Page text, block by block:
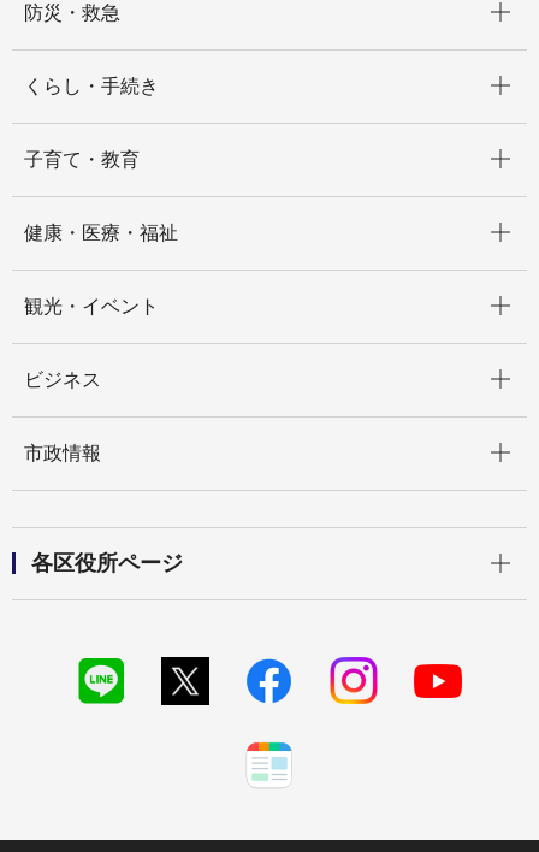
防災・救急
くらし・手続き
子育て・教育
健康・医療・福祉
観光・イベント
ビジネス
市政情報
各区役所ページ